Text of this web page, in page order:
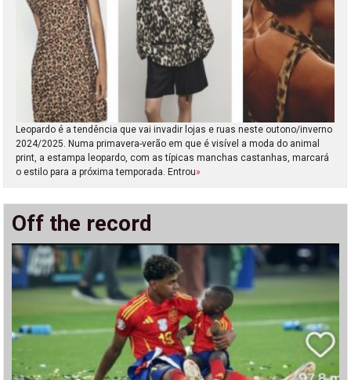
Leopardo é a tendência que vai invadir lojas e ruas neste outono/inverno
2024/2025. Numa primavera-verão em que é visível a moda do animal
print, a estampa leopardo, com as típicas manchas castanhas, marcará
o estilo para a próxima temporada. Entrou»
Off the record